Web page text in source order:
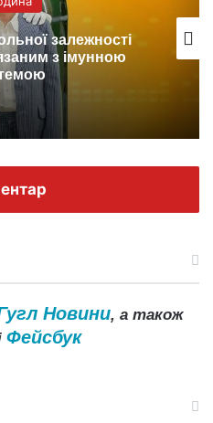
залежності
з імунною
Новини, а також
Фейсбук